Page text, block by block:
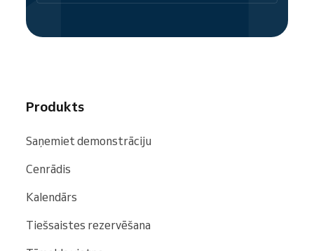
Produkts
Saņemiet demonstrāciju
Cenrādis
Kalendārs
Tiešsaistes rezervēšana